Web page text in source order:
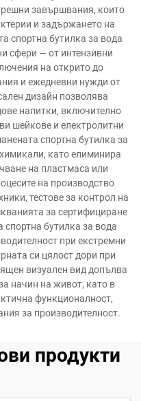
завършвания, които
и задържането на
спортна бутилка за вода
сфери — от интензивни
на открито до
и ежедневни нужди от
дизайн позволява
напитки, включително
шейкове и електролитни
спортна бутилка за
като елиминира
на пластмаса или
на производство
тестове за контрол на
за сертифициране
спортна бутилка за вода
при екстремни
си цялост дори при
визуален вид допълва
начин на живот, като в
функционалност,
за производителност.
продукти